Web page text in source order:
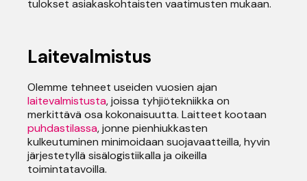
tulokset asiakaskohtaisten vaatimusten mukaan.
Laitevalmistus
Olemme tehneet useiden vuosien ajan
laitevalmistusta, joissa tyhjiötekniikka on
merkittävä osa kokonaisuutta. Laitteet kootaan
puhdastilassa, jonne pienhiukkasten
kulkeutuminen minimoidaan suojavaatteilla, hyvin
järjestetyllä sisälogistiikalla ja oikeilla
toimintatavoilla.